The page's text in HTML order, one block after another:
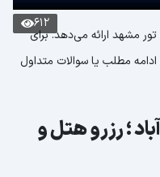
612
تور مشهد ارائه می‌دهد. برای
ادامه مطلب یا سوالات متداول
؛ رزرو هتل و